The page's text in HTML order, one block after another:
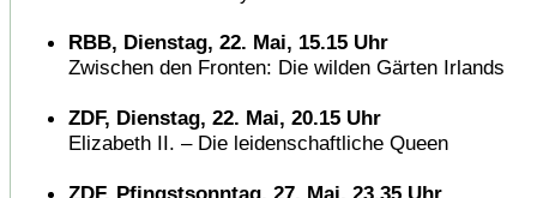
RBB, Dienstag, 22. Mai, 15.15 Uhr
Zwischen den Fronten: Die wilden Gärten Irlands
ZDF, Dienstag, 22. Mai, 20.15 Uhr
Elizabeth II. – Die leidenschaftliche Queen
ZDF, Pfingstsonntag, 27. Mai, 23.35 Uhr